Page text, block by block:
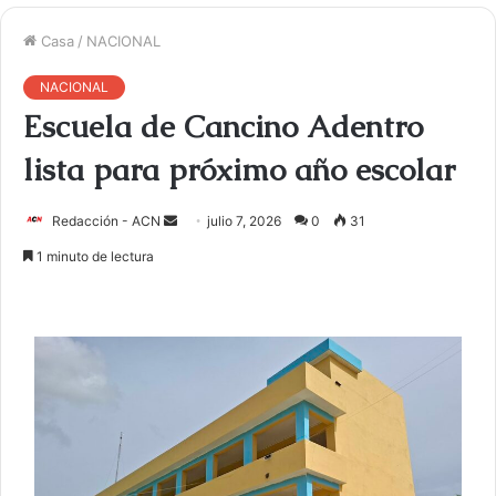
Casa / NACIONAL
NACIONAL
Escuela de Cancino Adentro
lista para próximo año escolar
Redacción - ACN
o
r
julio 7, 2026 0 31
1 minuto de lectura